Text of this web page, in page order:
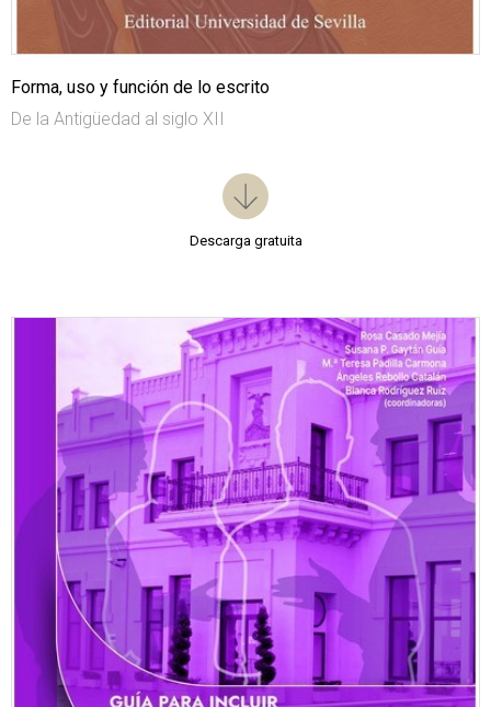
Forma, uso y función de lo escrito
De la Antigüedad al siglo XII
Descarga gratuita